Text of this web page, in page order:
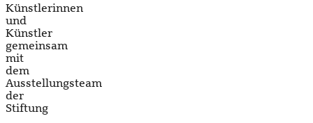
Künstlerinnen
und
Künstler
gemeinsam
mit
dem
Ausstellungsteam
der
Stiftung